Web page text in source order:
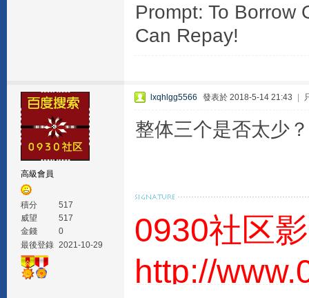
Prompt: To Borrow
Can Repay!
高級會員
積分
517
威望
517
金錢
0
最後登錄 2021-10-29
lxqhlgg5566 發表於 2018-5-14 21:43
整体三个是否太少？
0930社区
http://